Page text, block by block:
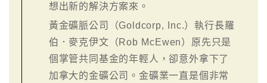
想出新的解決方案來。
黃金礦脈公司（Goldcorp, Inc.）執行長羅
伯．麥克伊文（Rob McEwen）原先只是
個掌管共同基金的年輕人，卻意外拿下了
加拿大的金礦公司。金礦業一直是個非常